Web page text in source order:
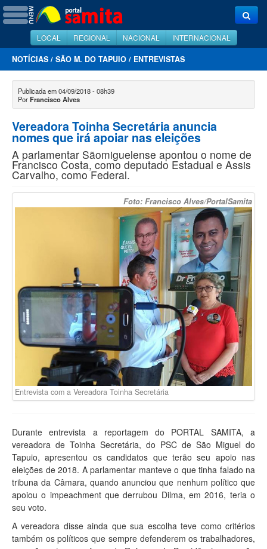
LOCAL REGIONAL NACIONAL INTERNACIONAL
NOTÍCIAS / SÃO M. DO TAPUIO / ENTREVISTAS
Publicada em 04/09/2018 - 08h39
PorFrancisco Alves
Vereadora Toinha Secretária anuncia
nomes que irá apoiar nas eleições
A parlamentar Sãomiguelense apontou o nome de
Francisco Costa, como deputado Estadual e Assis
Carvalho, como Federal.
Foto: Francisco Alves/PortalSamita
Entrevista com a Vereadora Toinha Secretária
Durante entrevista a reportagem do PORTAL SAMITA, a
vereadora de Toinha Secretária, do PSC de São Miguel do
Tapuio, apresentou os candidatos que terão seu apoio nas
eleições de 2018. A parlamentar manteve o que tinha falado na
tribuna da Câmara, quando anunciou que nenhum político que
apoiou o impeachment que derrubou Dilma, em 2016, teria o
seu voto.
A vereadora disse ainda que sua escolha teve como critérios
também os políticos que sempre defenderem os trabalhadores,